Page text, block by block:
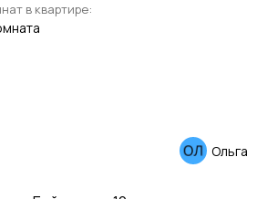
в квартире:
Ольга